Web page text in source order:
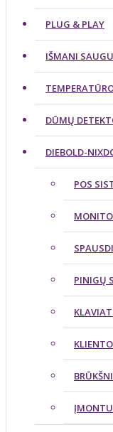
PLUG & PLAY
IŠMANI
DŪMŲ
DIEBOLD-
POS
PINIGŲ